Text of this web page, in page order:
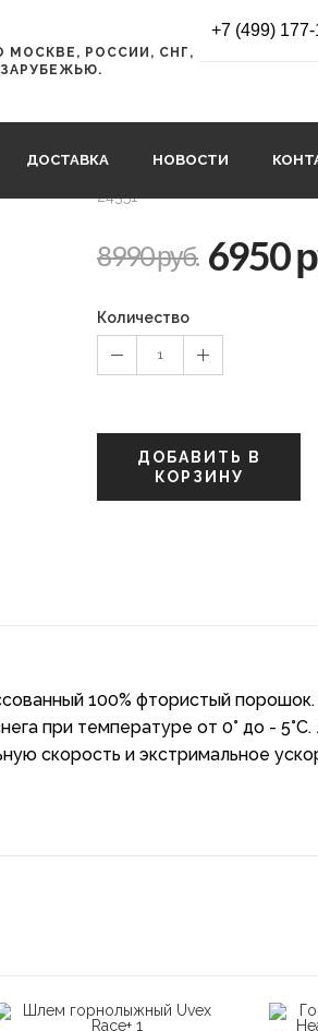
РОССИИ, СНГ,
+7 (499)
ДОСТАВКА НОВОСТИ
ПОРОШОК
SpeedBlock
24351
8990 руб. 6950
Количество
1
ДОБАВИТЬ В
КОРЗИНУ
100% фтористый
при температуре от 0° до -
скорость и экстримальное